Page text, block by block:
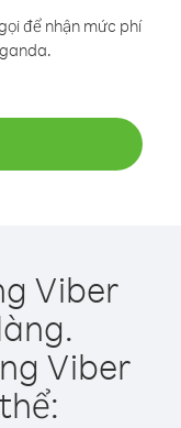
để nhận mức phí
Viber
Viber